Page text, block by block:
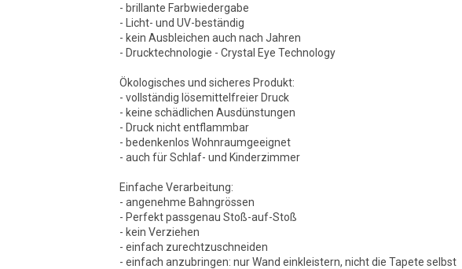
- brillante Farbwiedergabe
- Licht- und UV-beständig
- kein Ausbleichen auch nach Jahren
- Drucktechnologie - Crystal Eye Technology
Ökologisches und sicheres Produkt:
- vollständig lösemittelfreier Druck
- keine schädlichen Ausdünstungen
- Druck nicht entflammbar
- bedenkenlos Wohnraumgeeignet
- auch für Schlaf- und Kinderzimmer
Einfache Verarbeitung:
- angenehme Bahngrössen
- Perfekt passgenau Stoß-auf-Stoß
- kein Verziehen
- einfach zurechtzuschneiden
- einfach anzubringen: nur Wand einkleistern, nicht die Tapete selbst